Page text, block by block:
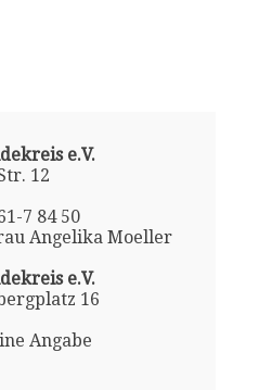
e.V.
12
7 84 50
Angelika Moeller
e.V.
16
Angabe